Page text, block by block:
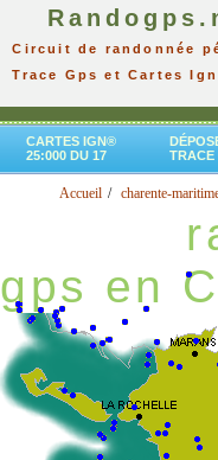
Circuit de randonnée
Trace Gps et Cartes Ign
CARTES IGN®
25:000 DU 17
TRACE
Accueil charente-
gps en